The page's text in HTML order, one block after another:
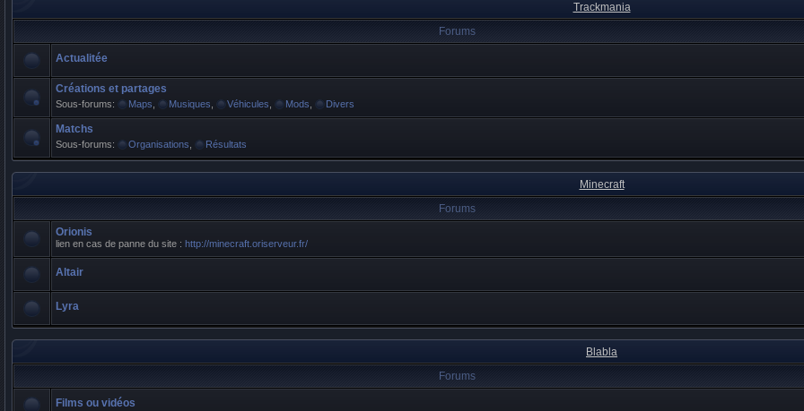
Trackmania
Forums
Actualitée
Créations et partages
Sous-forums: Maps Musiques Véhicules Mods Divers
Matchs
Sous-forums: Organisations Résultats
Minecraft
Forums
Orionis
lien en cas de panne du site : http://minecraft.oriserveur.fr/
Altair
Lyra
Blabla
Forums
Films ou vidéos